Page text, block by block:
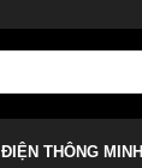
THÔNG MINH